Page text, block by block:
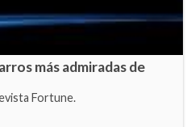
más admiradas de
Fortune.